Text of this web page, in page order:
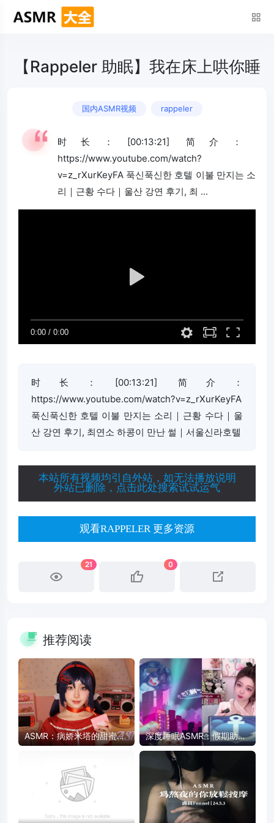
【Rappeler 助眠】我在床上哄你睡
国内ASMR视频 rappeler
时长：[00:13:21] 简介：
https://www.youtube.com/watch?
v=z_rXurKeyFA 푹신푹신한 호텔 이불 만지는 소
리｜근황 수다｜울산 강연 후기, 최 ...
时长：[00:13:21] 简介：
https://www.youtube.com/watch?v=z_rXurKeyFA
푹신푹신한 호텔 이불 만지는 소리｜근황 수다｜울
산 강연 후기, 최연소 하콩이 만난 썰｜서울신라호텔
本站所有视频均引自外站，如无法播放说明
外站已删除，点击此处搜索试试运气
观看RAPPELER 更多资源
21 0
推荐阅读
ASMR：病娇米塔的甜蜜陪
伴 - 药片、卡带、护肤品触
深度睡眠ASMR：假期助眠
放松，快速入睡